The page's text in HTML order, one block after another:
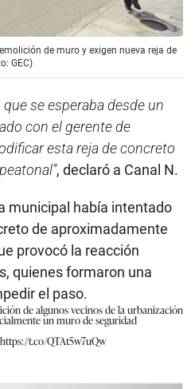
de muro y exigen nueva reja de
GEC)
se esperaba desde un
con el gerente de
esta reja de concreto
, declaró a Canal N.
municipal había intentado
de aproximadamente
provocó la reacción
quienes formaron una
el paso.
de algunos vecinos de la urbanización
un muro de seguridad
https://t.co/QTAt5w7uQw